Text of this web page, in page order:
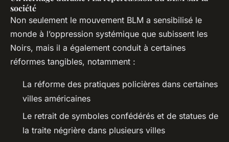
société
Non seulement le mouvement BLM a sensibilisé le
monde à l’oppression systémique que subissent les
Noirs, mais il a également conduit à certaines
réformes tangibles, notamment :
La réforme des pratiques policières dans certaines
villes américaines
Le retrait de symboles confédérés et de statues de
la traite négrière dans plusieurs villes